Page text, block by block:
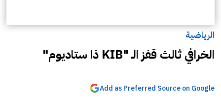
الرياضية
الخرافي ثالث قفز الـ "KIB ذا ستاديوم"
Add as Preferred Source on Google